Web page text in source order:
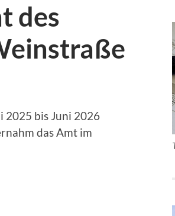
des
2025 bis Juni 2026
das Amt im